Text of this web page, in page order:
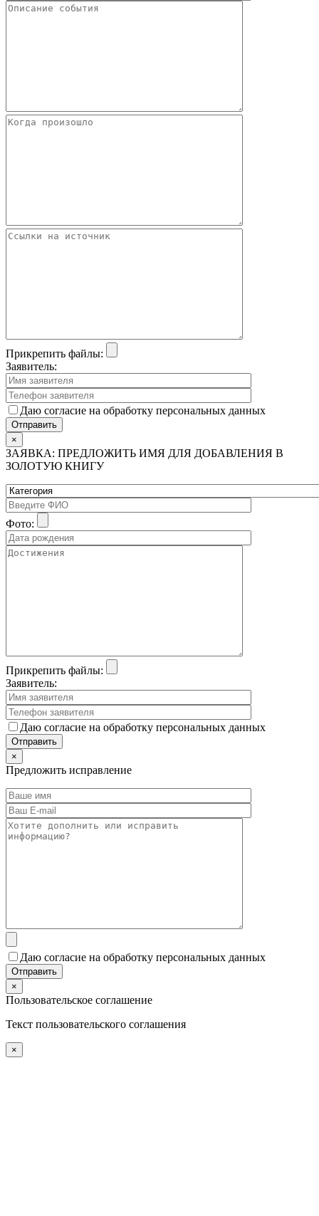
Прикрепить файлы:
Заявитель:
Даю согласие на обработку персональных данных
×
ЗАЯВКА: ПРЕДЛОЖИТЬ ИМЯ ДЛЯ ДОБАВЛЕНИЯ В
ЗОЛОТУЮ КНИГУ
Фото:
Прикрепить файлы:
Заявитель:
Даю согласие на обработку персональных данных
×
Предложить исправление
Даю согласие на обработку персональных данных
×
Пользовательское соглашение
Текст пользовательского соглашения
×